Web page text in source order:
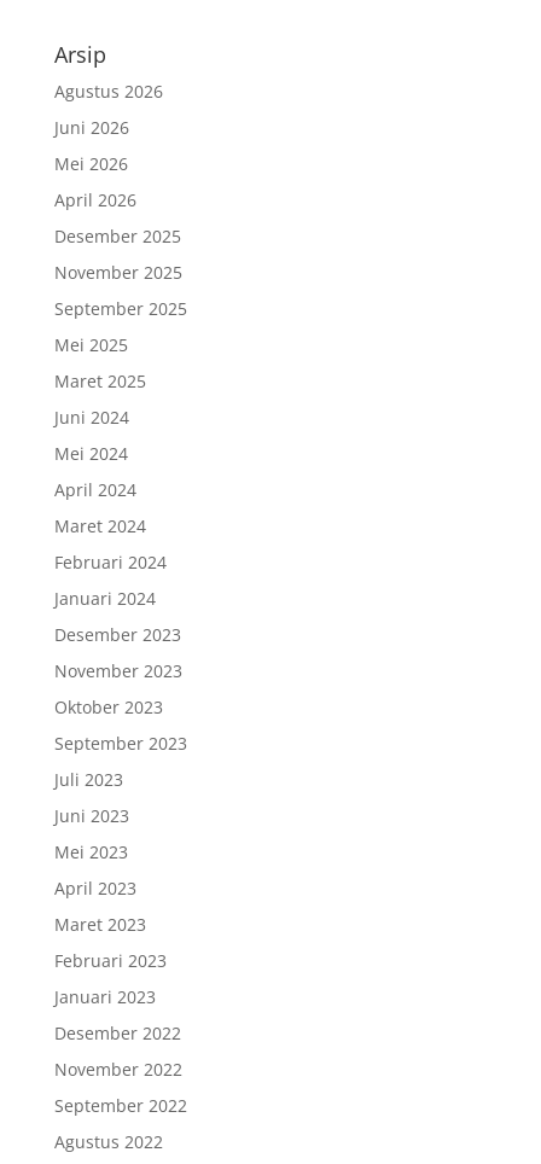
Arsip
Agustus 2026
Juni 2026
Mei 2026
April 2026
Desember 2025
November 2025
September 2025
Mei 2025
Maret 2025
Juni 2024
Mei 2024
April 2024
Maret 2024
Februari 2024
Januari 2024
Desember 2023
November 2023
Oktober 2023
September 2023
Juli 2023
Juni 2023
Mei 2023
April 2023
Maret 2023
Februari 2023
Januari 2023
Desember 2022
November 2022
September 2022
Agustus 2022